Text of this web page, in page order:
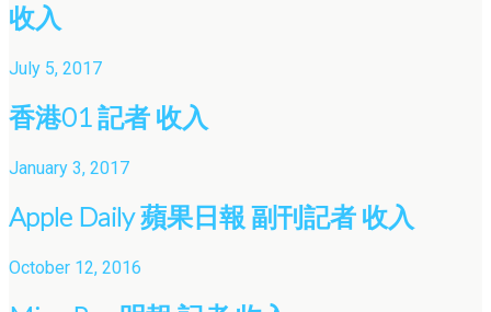
收入
July 5, 2017
香港01 記者 收入
January 3, 2017
Apple Daily 蘋果日報 副刊記者 收入
October 12, 2016